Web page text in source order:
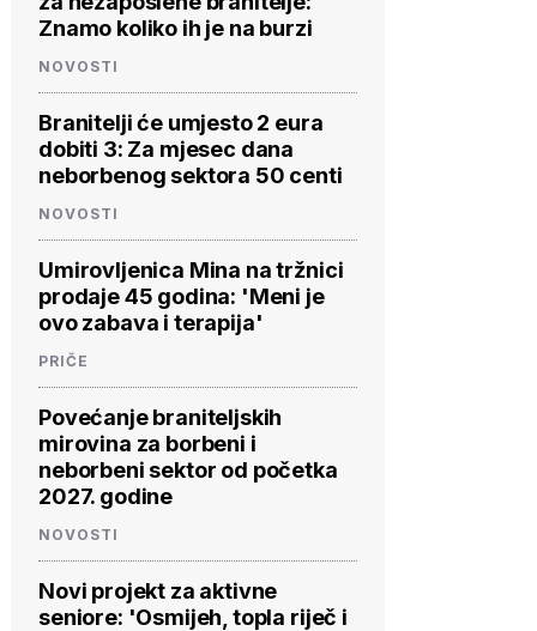
Znamo koliko ih je na burzi
NOVOSTI
Branitelji će umjesto 2 eura
dobiti 3: Za mjesec dana
neborbenog sektora 50 centi
NOVOSTI
Umirovljenica Mina na tržnici
prodaje 45 godina: 'Meni je
ovo zabava i terapija'
PRIČE
Povećanje braniteljskih
mirovina za borbeni i
neborbeni sektor od početka
2027. godine
NOVOSTI
Novi projekt za aktivne
seniore: 'Osmijeh, topla riječ i